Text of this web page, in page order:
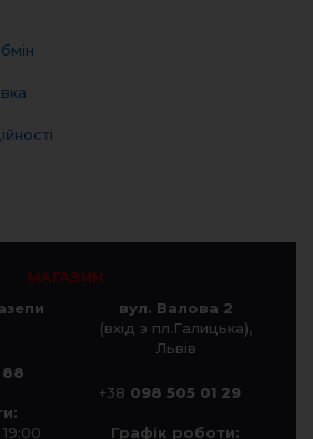
МАГАЗИН
вул. Валова 2
(вхід з пл.Галицька),
Львів
+38 098 505 01 29
Графік роботи: